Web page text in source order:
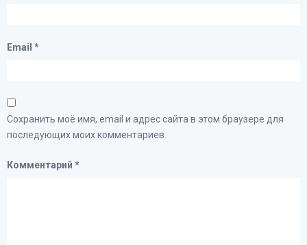
Email *
Сохранить моё имя, email и адрес сайта в этом браузере для
последующих моих комментариев.
Комментарий *